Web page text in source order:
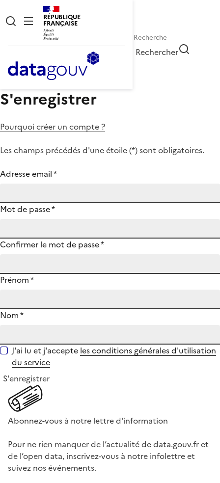
RÉPUBLIQUE
FRANÇAISE
Rechercher
S'enregistrer
Pourquoi créer un compte ?
Les champs précédés d'une étoile (*) sont obligatoires.
Adresse email*
Mot de passe*
Confirmer le mot de passe*
Prénom*
Nom*
J'ai lu et j'accepte les conditions générales d'utilisation
du service
S'enregistrer
Abonnez-vous à notre lettre d'information
Pour ne rien manquer de l’actualité de data.gouv.fr et
de l’open data, inscrivez-vous à notre infolettre et
suivez nos événements.